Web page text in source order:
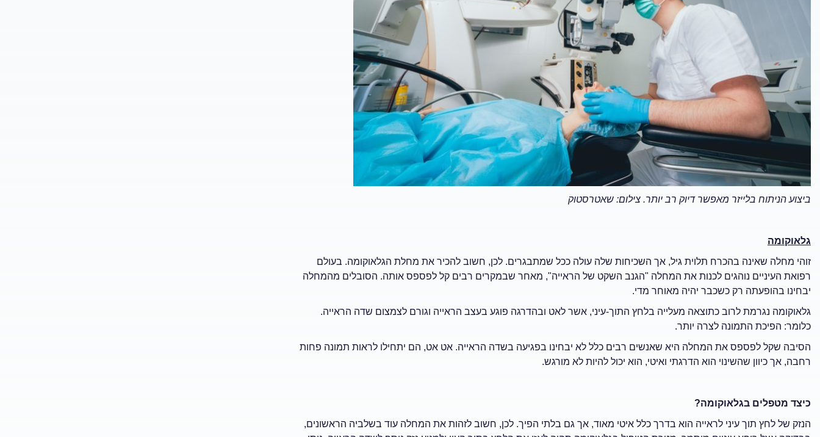
ביצוע הניתוח בלייזר מאפשר דיוק רב יותר. צילום: שאטרסטוק
גלאוקומה
זוהי מחלה שאינה בהכרח תלוית גיל, אך השכיחות שלה עולה ככל שמתבגרים. לכן, חשוב להכיר את מחלת הגלאוקומה. בעולם
רפואת העיניים נוהגים לכנות את המחלה "הגנב השקט של הראייה", מאחר שבמקרים רבים קל לפספס אותה. הסובלים מהמחלה
יבחינו בהופעתה רק כשכבר יהיה מאוחר מדי.
גלאוקומה נגרמת לרוב כתוצאה מעלייה בלחץ התוך-עיני, אשר לאט ובהדרגה פוגע בעצב הראייה וגורם לצמצום שדה הראייה.
כלומר: הפיכת התמונה לצרה יותר.
הסיבה שקל לפספס את המחלה היא שאנשים רבים כלל לא יבחינו בפגיעה בשדה הראייה. אט אט, הם יתחילו לראות תמונה פחות
רחבה, אך כיוון שהשינוי הוא הדרגתי ואיטי, הוא יכול להיות לא מורגש.
כיצד מטפלים בגלאוקומה?
הנזק של לחץ תוך עיני לראייה הוא בדרך כלל איטי מאוד, אך גם בלתי הפיך. לכן, חשוב לזהות את המחלה עוד בשלביה הראשונים,